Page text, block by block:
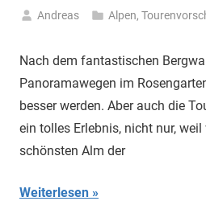
Juli
Andreas Alpen,
Nach dem fantastischen
Panoramawegen im
besser werden. Aber auch die
ein tolles Erlebnis, nicht nur,
schönsten Alm der
Weiterlesen